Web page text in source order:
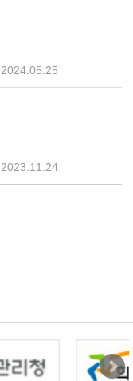
2024.05.25
2023.11.24